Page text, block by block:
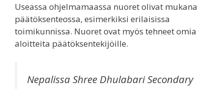
Useassa ohjelmamaassa nuoret olivat mukana
päätöksenteossa, esimerkiksi erilaisissa
toimikunnissa. Nuoret ovat myös tehneet omia
aloitteita päätöksentekijöille.
Nepalissa Shree Dhulabari Secondary